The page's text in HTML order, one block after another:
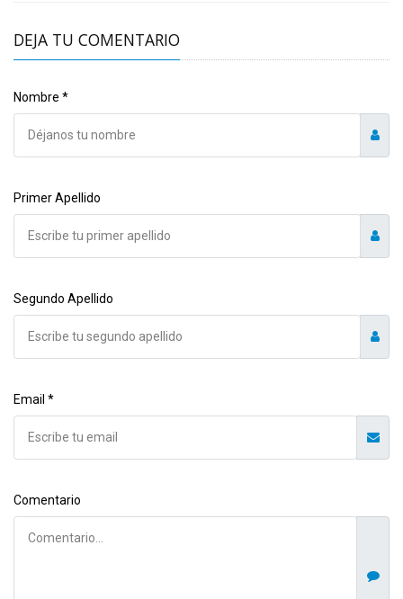
DEJA TU COMENTARIO
Nombre *
Primer Apellido
Segundo Apellido
Email *
Comentario